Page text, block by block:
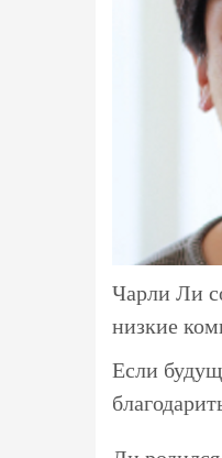
Чарли Ли
низкие
Если